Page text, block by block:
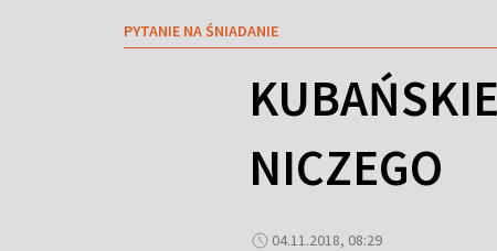
PYTANIE NA ŚNIADANIE
NICZEGO
04.11.2018, 08:29